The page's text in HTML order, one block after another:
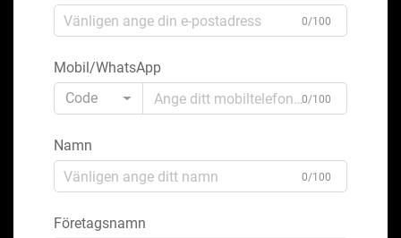
0/100
Mobil/WhatsApp
Code
0/100
Namn
0/100
Företagsnamn